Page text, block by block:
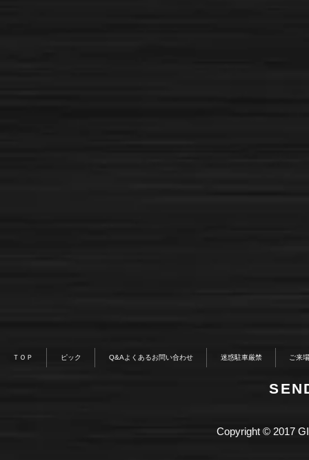
ＴＯＰ ピック Q&Aよくあるお問い合わせ 迷惑駐車厳禁 ご来
Copyright © 2017